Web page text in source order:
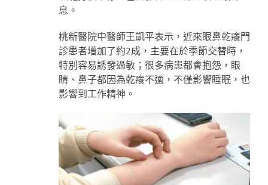
息。
桃新醫院中醫師王凱平表示，近來眼鼻乾癢門
診患者增加了約2成，主要在於季節交替時，
特別容易誘發過敏；很多病患都會抱怨，眼
睛、鼻子都因為乾癢不適，不僅影響睡眠，也
影響到工作精神。